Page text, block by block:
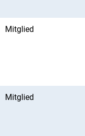
Mitglied
Mitglied